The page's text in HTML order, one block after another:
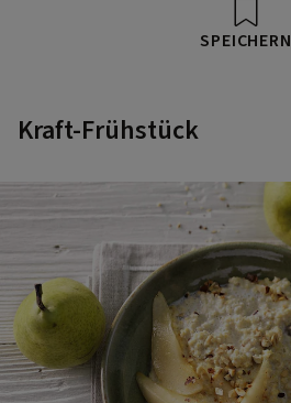
SPEICHERN
Kraft-Frühstück